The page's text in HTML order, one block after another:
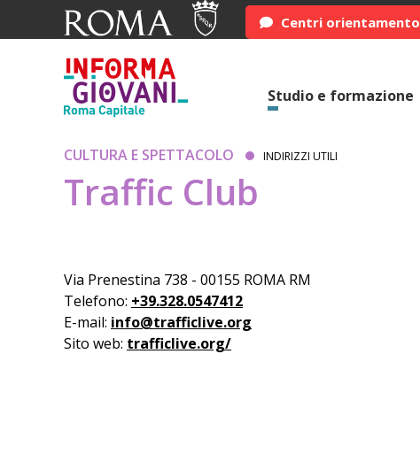
Centri orientamento
Studio e formazione
CULTURA E SPETTACOLO INDIRIZZI UTILI
Traffic Club
Via Prenestina 738 - 00155 ROMA RM
Telefono: +39.328.0547412
E-mail: info@trafficlive.org
Sito web: trafficlive.org/